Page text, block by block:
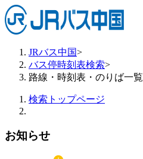
JRバス中国>
バス停時刻表検索>
路線・時刻表・のりば一覧
検索トップページ
お知らせ